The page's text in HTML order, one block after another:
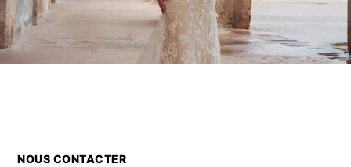
NOUS CONTACTER